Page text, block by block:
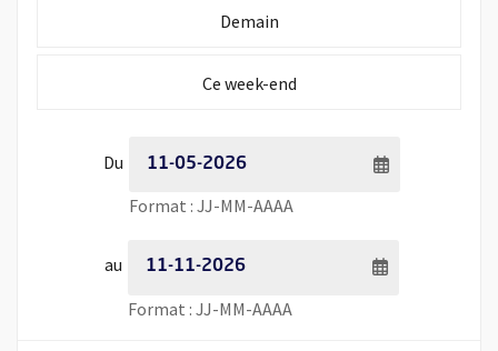
Initialiser la période de recherche à
Demain
Initialiser la période de recherche à
Ce week-end
Du Période de recherche - Date de début
Format : JJ-MM-AAAASaisie de date au format
au Période de recherche - Date de fin
Format : JJ-MM-AAAA